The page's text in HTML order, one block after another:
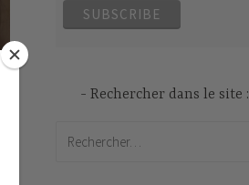
Rechercher dans le site :